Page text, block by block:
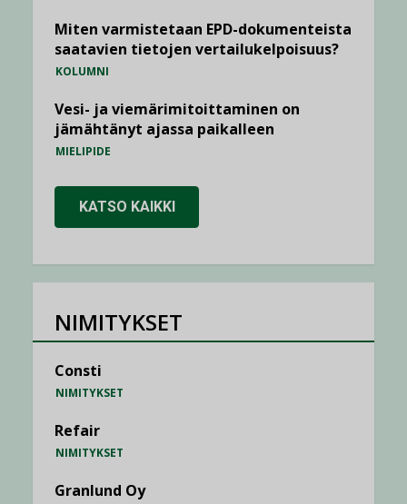
Miten varmistetaan EPD-dokumenteista
saatavien tietojen vertailukelpoisuus?
KOLUMNI
Vesi- ja viemärimitoittaminen on
jämähtänyt ajassa paikalleen
MIELIPIDE
KATSO KAIKKI
NIMITYKSET
Consti
NIMITYKSET
Refair
NIMITYKSET
Granlund Oy